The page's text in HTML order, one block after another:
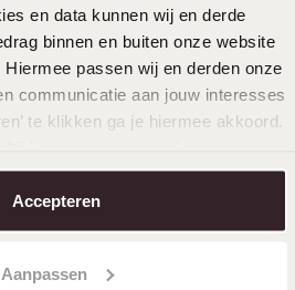
en data kunnen wij en derde
binnen en buiten onze website
passen wij en derden onze
communicatie aan jouw interesses
te klikken ga je hiermee akkoord.
.
Accepteren
Aanpassen
ook